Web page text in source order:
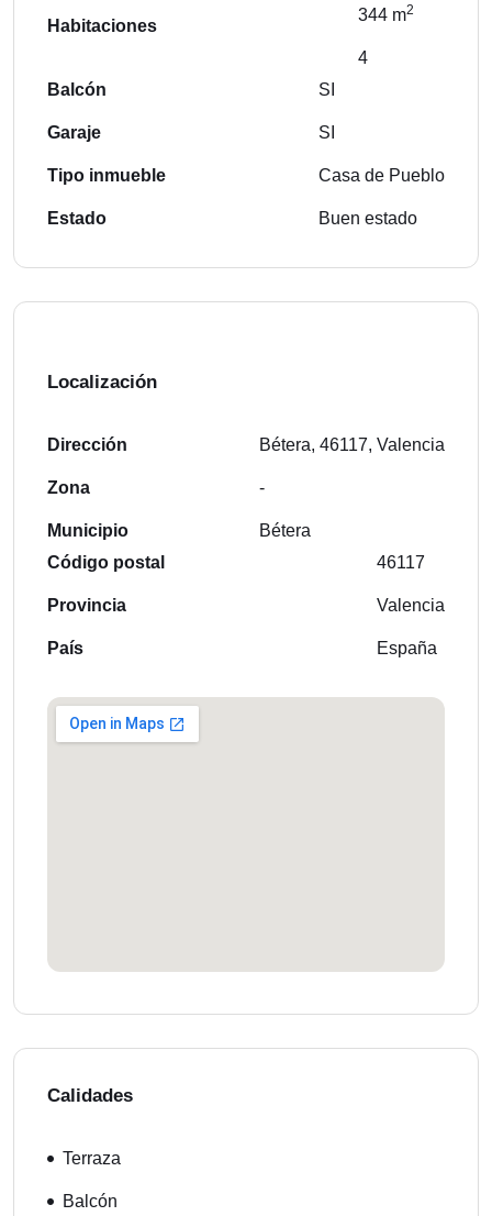
Habitaciones
344 m2
4
Balcón
Garaje
Tipo inmueble
Estado
SI
SI
Casa de Pueblo
Buen estado
Localización
Dirección
Zona
Municipio
Bétera, 46117, Valencia
-
Bétera
Código postal
Provincia
País
46117
Valencia
España
Calidades
Terraza
Balcón